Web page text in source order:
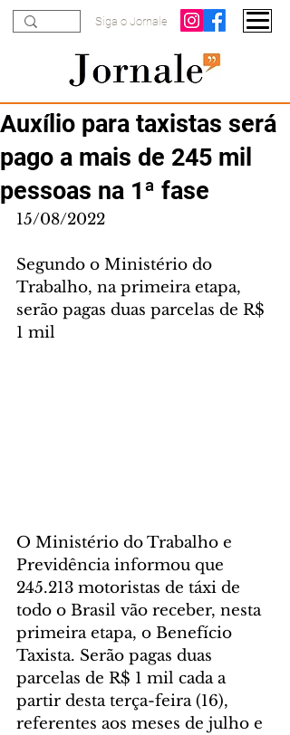
Siga o Jornale
Auxílio para taxistas será
pago a mais de 245 mil
pessoas na 1ª fase
15/08/2022
Segundo o Ministério do
Trabalho, na primeira etapa,
serão pagas duas parcelas de R$
1 mil
O Ministério do Trabalho e
Previdência informou que
245.213 motoristas de táxi de
todo o Brasil vão receber, nesta
primeira etapa, o Benefício
Taxista. Serão pagas duas
parcelas de R$ 1 mil cada a
partir desta terça-feira (16),
referentes aos meses de julho e